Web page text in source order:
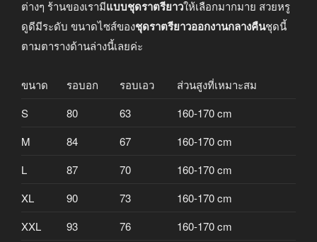
ต่างๆ ร้านของเรามีแบบชุดราตรียาวให้เลือกมากมาย สวยหรู
ดูดีมีระดับ ขนาดไซส์ของชุดราตรียาวออกงานกลางคืนชุดนี้
ตามตารางด้านล่างนี้เลยค่ะ
ขนาด รอบอก รอบเอว
ส่วนสูงที่เหมาะสม
S
80 63
160-170 cm
M
84 67
160-170 cm
L
87 70
160-170 cm
XL
90 73
160-170 cm
XXL
93 76
160-170 cm